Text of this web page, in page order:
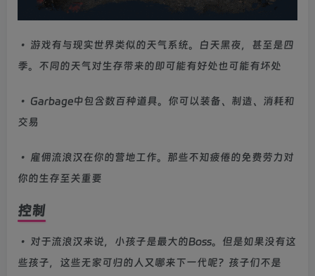
• 游戏有与现实世界类似的天气系统。白天黑夜，甚至是四
季。不同的天气对生存带来的即可能有好处也可能有坏处
• Garbage中包含数百种道具。你可以装备、制造、消耗和
交易
• 雇佣流浪汉在你的营地工作。那些不知疲倦的免费劳力对
你的生存至关重要
控制
• 对于流浪汉来说，小孩子是最大的Boss。但是如果没有这
些孩子，这些无家可归的人又哪来下一代呢？孩子们不是